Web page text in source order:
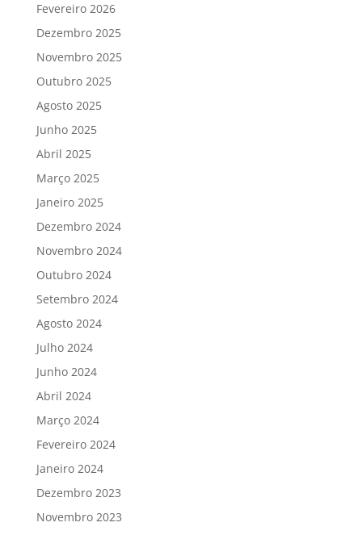
Fevereiro 2026
Dezembro 2025
Novembro 2025
Outubro 2025
Agosto 2025
Junho 2025
Abril 2025
Março 2025
Janeiro 2025
Dezembro 2024
Novembro 2024
Outubro 2024
Setembro 2024
Agosto 2024
Julho 2024
Junho 2024
Abril 2024
Março 2024
Fevereiro 2024
Janeiro 2024
Dezembro 2023
Novembro 2023